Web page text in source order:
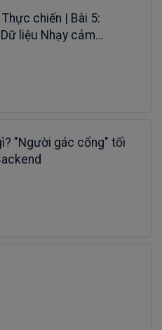
chiến | Bài 5:
liệu Nhạy cảm
"Người gác cổng" tối